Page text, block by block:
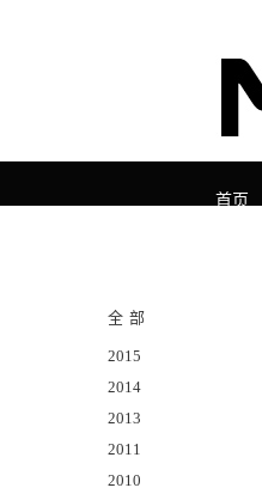
首页
全部
2015
2014
2013
2011
2010